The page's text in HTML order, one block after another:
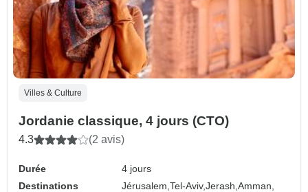
Villes & Culture
Jordanie classique, 4 jours (CTO)
4.3 (2 avis)
Durée
4 jours
Destinations
Jérusalem,Tel-Aviv,Jerash,Amman,